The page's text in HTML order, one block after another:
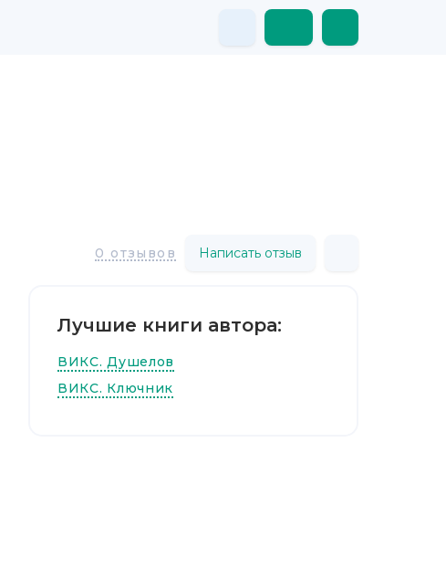
0 отзывов Написать отзыв
Лучшие книги автора:
ВИКС. Душелов
ВИКС. Ключник